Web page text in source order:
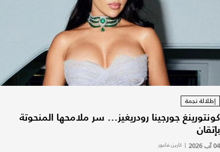
إطلالة نجمة
كونتورينغ جورجينا رودريغيز... سر ملامحها المنحوتة
بإتقان
04 آب 2026 | كارين فاعور